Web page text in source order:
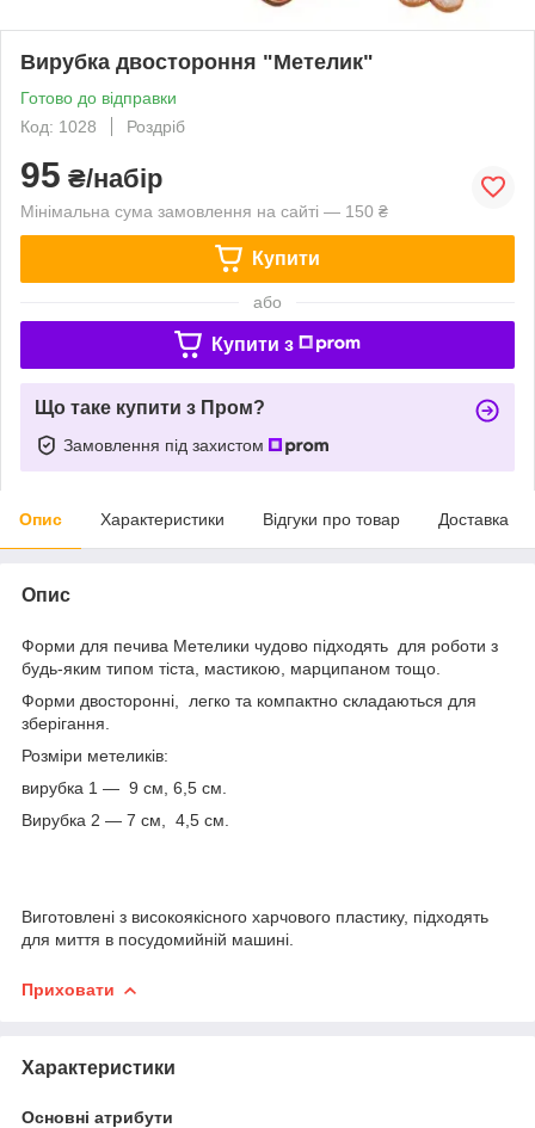
Вирубка двостороння "Метелик"
Готово до відправки
Код: 1028
Роздріб
95 ₴/набір
Мінімальна сума замовлення на сайті — 150 ₴
Купити
або
Купити з
Що таке купити з Пром?
Замовлення під захистом
Опис Характеристики Відгуки про товар Доставка
Опис
Форми для печива Метелики чудово підходять для роботи з
будь-яким типом тіста, мастикою, марципаном тощо.
Форми двосторонні, легко та компактно складаються для
зберігання.
Розміри метеликів:
вирубка 1 — 9 см, 6,5 см.
Вирубка 2 — 7 см, 4,5 см.
Виготовлені з високоякісного харчового пластику, підходять
для миття в посудомийній машині.
Приховати
Характеристики
Основні атрибути